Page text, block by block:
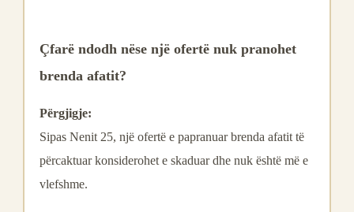
Çfarë ndodh nëse një ofertë nuk pranohet
brenda afatit?
Përgjigje:
Sipas Nenit 25, një ofertë e papranuar brenda afatit të
përcaktuar konsiderohet e skaduar dhe nuk është më e
vlefshme.